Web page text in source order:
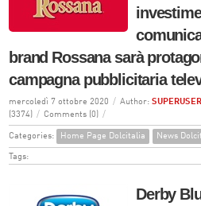
brand Rossana sarà
campagna pubblicitaria
mercoledì 7 ottobre 2020 / Author: SUPERUSER
(3374)
/ Comments (0) /
Categories: Home Page Dolcitalia News
Tags:
Derby